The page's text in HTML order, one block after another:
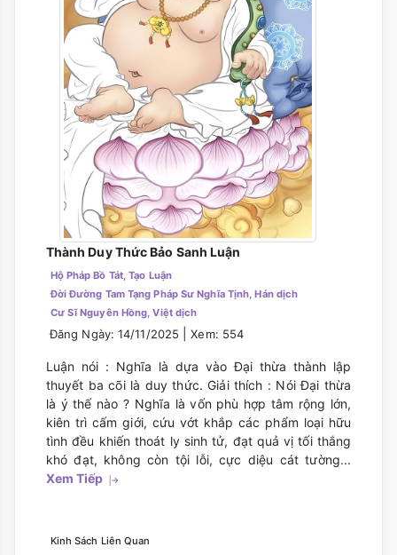
Thành Duy Thức Bảo Sanh Luận
Hộ Pháp Bồ Tát, Tạo Luận
Đời Đường Tam Tạng Pháp Sư Nghĩa Tịnh, Hán dịch
Cư Sĩ Nguyên Hồng, Việt dịch
Đăng Ngày: 14/11/2025 |Xem: 554
Luận nói : Nghĩa là dựa vào Đại thừa thành lập
thuyết ba cõi là duy thức. Giải thích : Nói Đại thừa
là ý thế nào ? Nghĩa là vốn phù hợp tâm rộng lớn,
kiên trì cấm giới, cứu vớt khắp các phẩm loại hữu
tình đều khiến thoát ly sinh tử, đạt quả vị tối thắng
khó đạt, không còn tội lỗi, cực diệu cát tường...
Xem Tiếp
Kinh Sách Liên Quan